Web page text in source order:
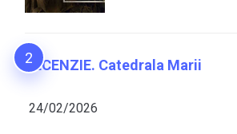
RECENZIE. Catedrala Marii
24/02/2026